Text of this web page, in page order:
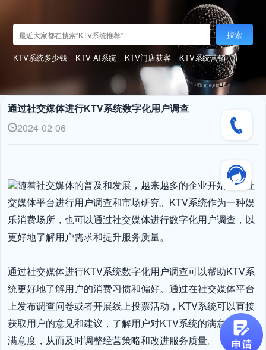
搜索
KTV系统多少钱 KTV AI系统 KTV门店获客 KTV系统营销
通过社交媒体进行KTV系统数字化用户调查
2024-02-06
随着社交媒体的普及和发展，越来越多的企业开始利用社
交媒体平台进行用户调查和市场研究。KTV系统作为一种娱
乐消费场所，也可以通过社交媒体进行数字化用户调查，以
更好地了解用户需求和提升服务质量。
通过社交媒体进行KTV系统数字化用户调查可以帮助KTV系
统更好地了解用户的消费习惯和偏好。通过在社交媒体平台
上发布调查问卷或者开展线上投票活动，KTV系统可以直接
获取用户的意见和建议，了解用户对KTV系统的满意度和不
满意度，从而及时调整经营策略和改进服务质量。